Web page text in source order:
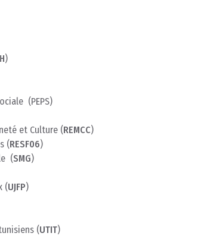
)
(PEPS)
et Culture (REMCC)
(RESF06)
(SMG)
(UJFP)
(UTIT)